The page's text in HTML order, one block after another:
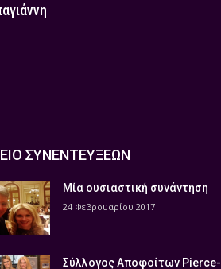
ΣΥΝΕΝΤΕΥΞΕΩΝ
Μία ουσιαστική συνάντηση
24 Φεβρουαρίου 2017
Σύλλογος Αποφοίτων Pierce-